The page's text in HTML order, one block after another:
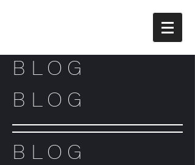
BLOG
BLOG
BLOG